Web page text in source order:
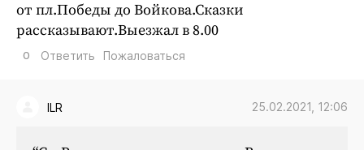
от пл.Победы до Войкова.Сказки
рассказывают.Выезжал в 8.00
0 Ответить Пожаловаться
ILR 25.02.2021, 12:06